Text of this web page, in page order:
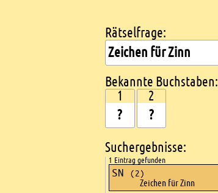
Kreuzworträtsel suchen
Rätselfrage:
Bekannte Buchstaben:
1 2
Suchergebnisse:
1 Eintrag gefunden
SN (2)
Zeichen für Zinn